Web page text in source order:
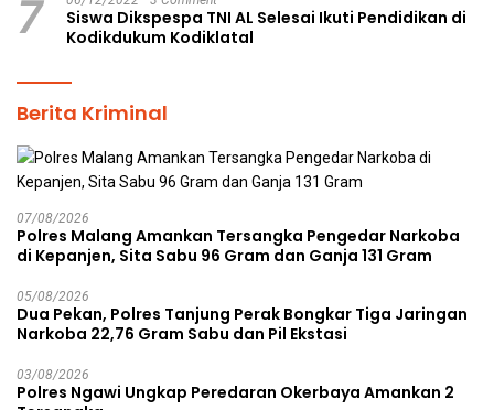
7
Siswa Dikspespa TNI AL Selesai Ikuti Pendidikan di
Kodikdukum Kodiklatal
Berita Kriminal
07/08/2026
Polres Malang Amankan Tersangka Pengedar Narkoba
di Kepanjen, Sita Sabu 96 Gram dan Ganja 131 Gram
05/08/2026
Dua Pekan, Polres Tanjung Perak Bongkar Tiga Jaringan
Narkoba 22,76 Gram Sabu dan Pil Ekstasi
03/08/2026
Polres Ngawi Ungkap Peredaran Okerbaya Amankan 2